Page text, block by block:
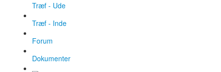
Træf - Ude
Træf - Inde
Forum
Dokumenter